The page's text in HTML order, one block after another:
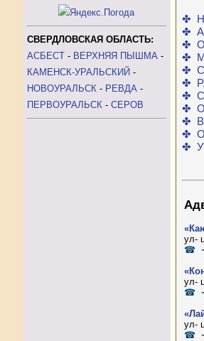
СВЕРДЛОВСКАЯ ОБЛАСТЬ:
АСБЕСТ - ВЕРХНЯЯ ПЫШМА -
КАМЕНСК-УРАЛЬСКИЙ -
НОВОУРАЛЬСК - РЕВДА -
ПЕРВОУРАЛЬСК - СЕРОВ
✤
✤
✤
✤
✤
✤
✤
✤
✤
✤
✤
ул-
☎
ул-
☎
ул-
☎